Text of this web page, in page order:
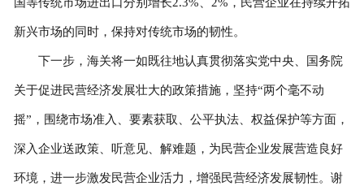
新兴市场的同时，保持对传统市场的韧性。
下一步，海关将一如既往地认真贯彻落实党中央、国务院
关于促进民营经济发展壮大的政策措施，坚持“两个毫不动
摇”，围绕市场准入、要素获取、公平执法、权益保护等方面，
深入企业送政策、听意见、解难题，为民营企业发展营造良好
环境，进一步激发民营企业活力，增强民营经济发展韧性。谢